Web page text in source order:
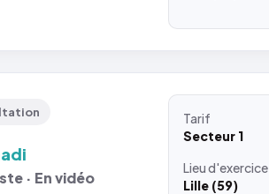
· En vidéo
Tarif
Secteur 1
Lieud'exercice
Lille (59)